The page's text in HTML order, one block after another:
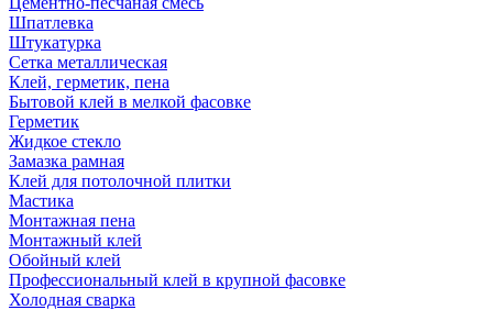
Шпатлевка
Штукатурка
Сетка металлическая
Клей, герметик, пена
Бытовой клей в мелкой фасовке
Герметик
Жидкое стекло
Замазка рамная
Клей для потолочной плитки
Мастика
Монтажная пена
Монтажный клей
Обойный клей
Профессиональный клей в крупной фасовке
Холодная сварка